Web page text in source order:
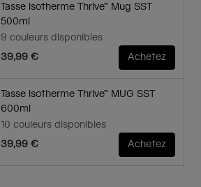
Tasse isotherme Thrive™ Mug SST
500ml
9 couleurs disponibles
39,99 €
Achetez
Tasse isotherme Thrive™ MUG SST
600ml
10 couleurs disponibles
39,99 €
Achetez